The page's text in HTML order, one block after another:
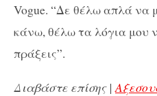
Vogue. “Δε θέλω απλά να
κάνω, θέλω τα λόγια μου
πράξεις”.
Διαβάστε επίσης |